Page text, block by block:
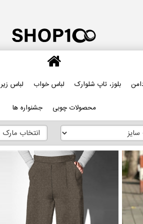
بلوز، تاپ شلوارک لباس خواب لباس زیر
محصولات چوبی جشنواره ها